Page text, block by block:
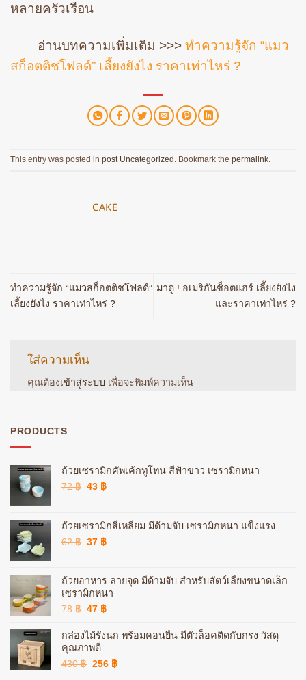
หลายครัวเรือน
อ่านบทความเพิ่มเติม >>> ทำความรู้จัก “แมว
สก็อตติชโฟลด์” เลี้ยงยังไง ราคาเท่าไหร่ ?
This entry was posted in post Uncategorized . Bookmark the permalink.
CAKE
ทำความรู้จัก “แมวสก็อตติชโฟลด์”
เลี้ยงยังไง ราคาเท่าไหร่ ?
มาดู ! อเมริกันช็อตแฮร์ เลี้ยงยังไง
และราคาเท่าไหร่ ?
ใส่ความเห็น
คุณต้องเข้าสู่ระบบ เพื่อจะพิมพ์ความเห็น
PRODUCTS
ถ้วยเซรามิกคัพเค้กทูโทน สีฟ้าขาว เซรามิกหนา
72฿ Original
72 ฿.
43 ฿Current
43 ฿.
ถ้วยเซรามิกสี่เหลี่ยม มีด้ามจับ เซรามิกหนา แข็งแรง
62฿ Original
62 ฿.
37 ฿Current
37 ฿.
ถ้วยอาหาร ลายจุด มีด้ามจับ สำหรับสัตว์เลี้ยงขนาดเล็ก
เซรามิกหนา
78฿ Original
was:
78 ฿.
47 ฿Current
is:
กล่องไม้รังนก พร้อมคอนยืน มีตัวล็อคติดกับกรง วัสดุ
คุณภาพดี
430฿ Original
256 ฿Current